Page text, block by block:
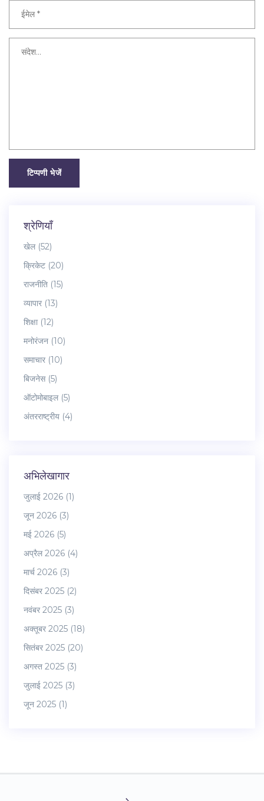
टिप्पणी भेजें
श्रेणियाँ
खेल (52)
क्रिकेट (20)
राजनीति (15)
व्यापार (13)
शिक्षा (12)
मनोरंजन (10)
समाचार (10)
बिजनेस (5)
ऑटोमोबाइल (5)
अंतरराष्ट्रीय (4)
अभिलेखागार
जुलाई 2026 (1)
जून 2026 (3)
मई 2026 (5)
अप्रैल 2026 (4)
मार्च 2026 (3)
दिसंबर 2025 (2)
नवंबर 2025 (3)
अक्तूबर 2025 (18)
सितंबर 2025 (20)
अगस्त 2025 (3)
जुलाई 2025 (3)
जून 2025 (1)